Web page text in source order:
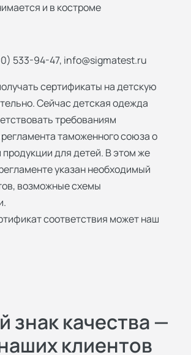
и в костроме
533-94-47, info@sigmatest.ru
сертификаты на детскую
Сейчас детская одежда
требованиям
таможенного союза о
продукции для детей. В этом же
указан необходимый
возможные схемы
соответствия может наш
знак качества —
клиентов